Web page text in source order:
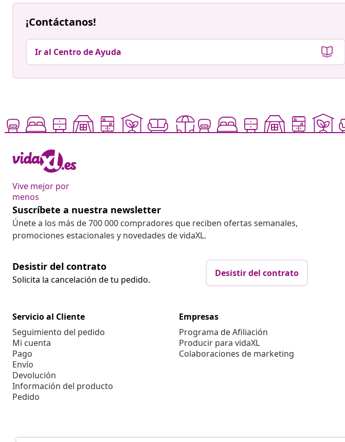
¡Contáctanos!
Ir al Centro de Ayuda
Vive mejor por
menos
Suscríbete a nuestra newsletter
Únete a los más de 700 000 compradores que reciben ofertas semanales,
promociones estacionales y novedades de vidaXL.
Desistir del contrato
Solicita la cancelación de tu pedido.
Desistir del contrato
Servicio al Cliente
Seguimiento del pedido
Mi cuenta
Pago
Envío
Devolución
Información del producto
Pedido
Empresas
Programa de Afiliación
Producir para vidaXL
Colaboraciones de marketing